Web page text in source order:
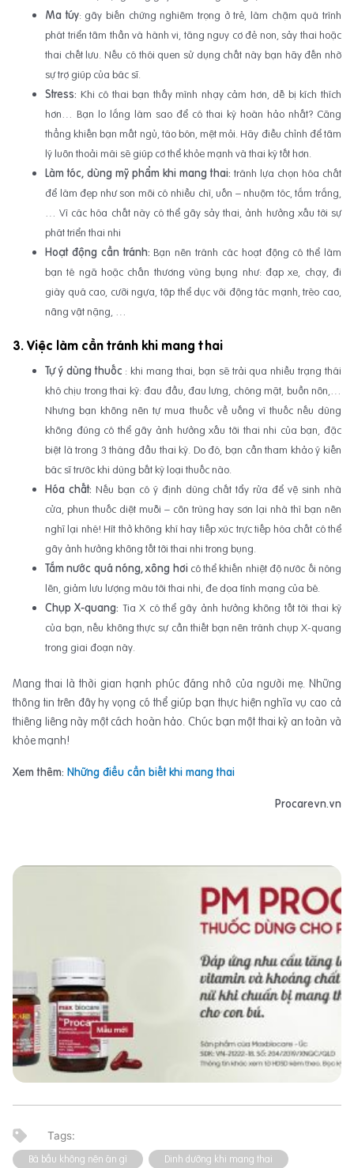
Ma túy: gây biến chứng nghiêm trọng ở trẻ, làm chậm quá trình
phát triển tâm thần và hành vi, tăng nguy cơ đẻ non, sảy thai hoặc
thai chết lưu. Nếu có thói quen sử dụng chất này bạn hãy đến nhờ
sự trợ giúp của bác sĩ.
Stress: Khi có thai bạn thấy mình nhạy cảm hơn, dễ bị kích thích
hơn… Bạn lo lắng làm sao để có thai kỳ hoàn hảo nhất? Căng
thẳng khiến bạn mất ngủ, táo bón, mệt mỏi. Hãy điều chỉnh để tâm
lý luôn thoải mái sẽ giúp cơ thể khỏe mạnh và thai kỳ tốt hơn.
Làm tóc, dùng mỹ phẩm khi mang thai: tránh lựa chọn hóa chất
để làm đẹp như son môi có nhiều chì, uốn – nhuộm tóc, tắm trắng,
… Vì các hóa chất này có thể gây sảy thai, ảnh hưởng xấu tới sự
phát triển thai nhi
Hoạt động cần tránh: Bạn nên tránh các hoạt động có thể làm
bạn té ngã hoặc chấn thương vùng bụng như: đạp xe, chạy, đi
giày quá cao, cưỡi ngựa, tập thể dục với động tác mạnh, trèo cao,
nâng vật nặng, …
3. Việc làm cần tránh khi mang thai
Tự ý dùng thuốc : khi mang thai, bạn sẽ trải qua nhiều trạng thái
khó chịu trong thai kỳ: đau đầu, đau lưng, chóng mặt, buồn nôn,…
Nhưng bạn không nên tự mua thuốc về uống vì thuốc nếu dùng
không đúng có thể gây ảnh hưởng xấu tới thai nhi của bạn, đặc
biệt là trong 3 tháng đầu thai kỳ. Do đó, bạn cần tham khảo ý kiến
bác sĩ trước khi dùng bất kỳ loại thuốc nào.
Hóa chất: Nếu bạn có ý định dùng chất tẩy rửa để vệ sinh nhà
cửa, phun thuốc diệt muỗi – côn trùng hay sơn lại nhà thì bạn nên
nghĩ lại nhé! Hít thở không khí hay tiếp xúc trực tiếp hóa chất có thể
gây ảnh hưởng không tốt tới thai nhi trong bụng.
Tắm nước quá nóng, xông hơicó thể khiến nhiệt độ nước ối nóng
lên, giảm lưu lượng máu tới thai nhi, đe dọa tính mạng của bé.
Chụp X-quang: Tia X có thể gây ảnh hưởng không tốt tới thai kỳ
của bạn, nếu không thực sự cần thiết bạn nên tránh chụp X-quang
trong giai đoạn này.
Mang thai là thời gian hạnh phúc đáng nhớ của người mẹ. Những
thông tin trên đây hy vọng có thể giúp bạn thực hiện nghĩa vụ cao cả
thiêng liêng này một cách hoàn hảo. Chúc bạn một thai kỳ an toàn và
khỏe mạnh!
Xem thêm: Những điều cần biết khi mang thai
Procarevn.vn
Bà bầu không nên ăn gì Dinh dưỡng khi mang thai